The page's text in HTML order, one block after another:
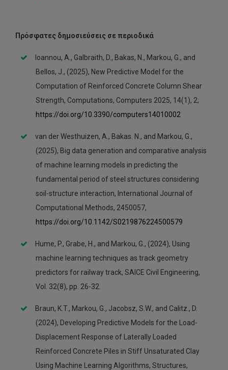
Πρόσφατες δημοσιεύσεις σε περιοδικά
Ioannou, A., Galbraith, D., Bakas, N., Markou, G., and
Bellos, J., (2025), New Predictive Model for the
Computation of Reinforced Concrete Column Shear
Strength, Computations, Computers 2025, 14(1), 2;
https://doi.org/10.3390/computers14010002
van der Westhuizen, A., Bakas. N., and Markou, G.,
(2025), Big data generation and comparative analysis
of machine learning models in predicting the
fundamental period of steel structures considering
soil-structure interaction, International Journal of
Computational Methods, 2450057,
https://doi.org/10.1142/S0219876224500579
Hume, P., Grabe, H., and Markou, G., (2024), Using
machine learning techniques as track geometry
predictors for railway track, SAICE Civil Engineering,
Vol. 32(8), pp. 26-32.
Braun, K.T., Markou, G., Jacobsz, S.W., and Calitz., D.
(2024), Developing Predictive Models for the Load-
Displacement Response of Laterally Loaded
Reinforced Concrete Piles in Stiff Unsaturated Clay
Using Machine Learning Algorithms, Structures,